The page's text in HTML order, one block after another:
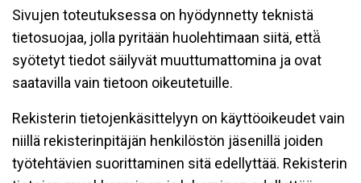
Sivujen toteutuksessa on hyödynnetty teknistä
tietosuojaa, jolla pyritään huolehtimaan siitä, että̈
syötetyt tiedot säilyvät muuttumattomina ja ovat
saatavilla vain tietoon oikeutetuille.
Rekisterin tietojenkäsittelyyn on käyttöoikeudet vain
niillä rekisterinpitäjän henkilöstön jäsenillä joiden
työtehtävien suorittaminen sitä edellyttää. Rekisterin